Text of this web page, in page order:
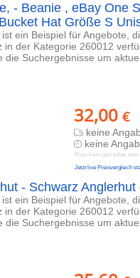
- Beanie , eBay One
Hat Größe S
ein Beispiel für Angebote,
in der Kategorie 260012
die Suchergebnisse um
32,00 €
keine
keine
Preis kann jetzt höher sein
Jetzt live Preisvergleich
- Schwarz
ein Beispiel für Angebote,
in der Kategorie 260012
die Suchergebnisse um